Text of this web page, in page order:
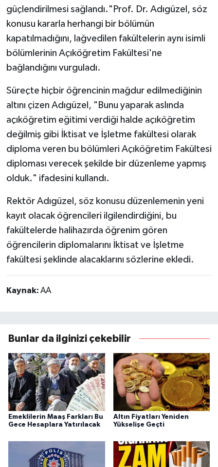
güçlendirilmesi sağlandı."Prof. Dr. Adıgüzel, söz
konusu kararla herhangi bir bölümün
kapatılmadığını, lağvedilen fakültelerin aynı isimli
bölümlerinin Açıköğretim Fakültesi'ne
bağlandığını vurguladı.
Süreçte hiçbir öğrencinin mağdur edilmediğinin
altını çizen Adıgüzel, "Bunu yaparak aslında
açıköğretim eğitimi verdiği halde açıköğretim
değilmiş gibi İktisat ve İşletme fakültesi olarak
diploma veren bu bölümleri Açıköğretim Fakültesi
diploması verecek şekilde bir düzenleme yapmış
olduk." ifadesini kullandı.
Rektör Adıgüzel, söz konusu düzenlemenin yeni
kayıt olacak öğrencileri ilgilendirdiğini, bu
fakültelerde halihazırda öğrenim gören
öğrencilerin diplomalarını İktisat ve İşletme
fakültesi şeklinde alacaklarını sözlerine ekledi.
Kaynak: AA
Bunlar da ilginizi çekebilir
Emeklilerin Maaş Farkları Bu
Gece Hesaplara Yatırılacak
Altın Fiyatları Yeniden
Yükselişe Geçti